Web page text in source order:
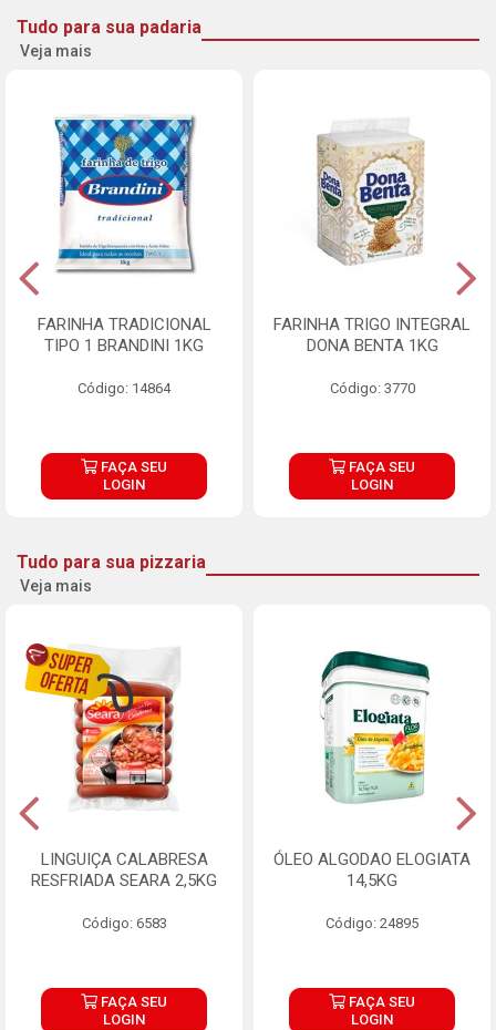
Tudo para sua padaria
Veja mais
FARINHA TRADICIONAL
TIPO 1 BRANDINI 1KG
Código: 14864
FAÇA SEU
LOGIN
FARINHA TRIGO INTEGRAL
DONA BENTA 1KG
Código: 3770
FAÇA SEU
LOGIN
Tudo para sua pizzaria
Veja mais
LINGUIÇA CALABRESA
RESFRIADA SEARA 2,5KG
Código: 6583
FAÇA SEU
LOGIN
ÓLEO ALGODAO ELOGIATA
14,5KG
Código: 24895
FAÇA SEU
LOGIN